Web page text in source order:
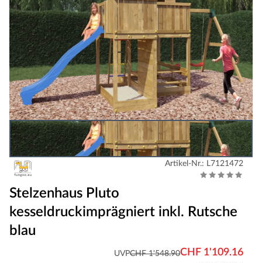
Artikel-Nr.: L7121472
Stelzenhaus Pluto
kesseldruckimprägniert inkl. Rutsche
blau
UVPCHF 1'548.90CHF 1'109.16